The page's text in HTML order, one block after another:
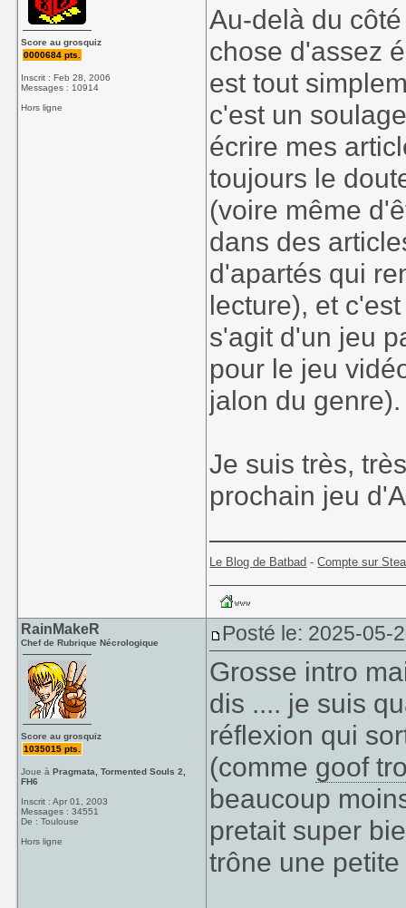
Score au grosquiz
0000684 pts.
Inscrit : Feb 28, 2006
Messages : 10914
Hors ligne
Au-delà du
chose d'assez
est tout
c'est un
écrire mes
toujours le
(voire même
dans des
d'apartés qui
lecture), et
s'agit d'un jeu
pour le jeu
jalon du genre).
Je suis très,
prochain jeu
Le Blog de Batbad -Compte sur
RainMakeR
Chef de Rubrique Nécrologique
Score au grosquiz
1035015 pts.
Joue àPragmata, Tormented Souls 2,
FH6
Inscrit : Apr 01, 2003
Messages : 34551
De : Toulouse
Hors ligne
Posté le: 2025-05-
Grosse intro
dis .... je suis
réflexion qui
(comme goof
beaucoup
pretait super
trône une